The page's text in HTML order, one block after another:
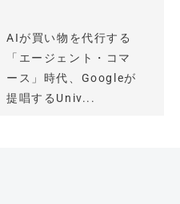
AIが買い物を代行する
「エージェント・コマ
ース」時代、Googleが
提唱するUniv...